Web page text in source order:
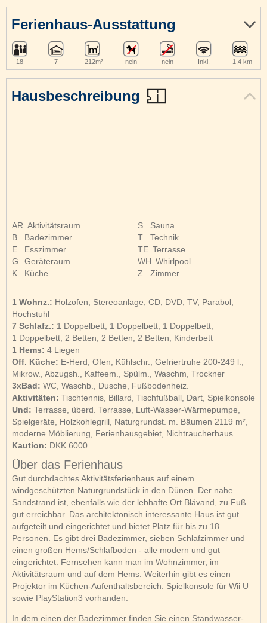
Hausbeschreibung
AR Aktivitätsraum
B
Badezimmer
E
Esszimmer
G
Geräteraum
K
Küche
S
Sauna
T
Technik
TE Terrasse
WH Whirlpool
Z
Zimmer
1 Wohnz.: Holzofen, Stereoanlage, CD, DVD, TV, Parabol,
Hochstuhl
7 Schlafz.: 1 Doppelbett, 1 Doppelbett, 1 Doppelbett,
1 Doppelbett, 2 Betten, 2 Betten, 2 Betten, Kinderbett
1 Hems: 4 Liegen
Off. Küche: E-Herd, Ofen, Kühlschr., Gefriertruhe 200-249 l.,
Mikrow., Abzugsh., Kaffeem., Spülm., Waschm, Trockner
3xBad: WC, Waschb., Dusche, Fußbodenheiz.
Aktivitäten: Tischtennis, Billard, Tischfußball, Dart, Spielkonsole
Und: Terrasse, überd. Terrasse, Luft-Wasser-Wärmepumpe,
Spielgeräte, Holzkohlegrill, Naturgrundst. m. Bäumen 2119 m²,
moderne Möblierung, Ferienhausgebiet, Nichtraucherhaus
Kaution: DKK 6000
Über das Ferienhaus
Gut durchdachtes Aktivitätsferienhaus auf einem
windgeschützten Naturgrundstück in den Dünen. Der nahe
Sandstrand ist, ebenfalls wie der lebhafte Ort Blåvand, zu Fuß
gut erreichbar. Das architektonisch interessante Haus ist gut
aufgeteilt und eingerichtet und bietet Platz für bis zu 18
Personen. Es gibt drei Badezimmer, sieben Schlafzimmer und
einen großen Hems/Schlafboden - alle modern und gut
eingerichtet. Fernsehen kann man im Wohnzimmer, im
Aktivitätsraum und auf dem Hems. Weiterhin gibt es einen
Projektor im Küchen-Aufenthaltsbereich. Spielkonsole für Wii U
sowie PlayStation3 vorhanden.
In dem einen der Badezimmer finden Sie einen Standwasser-
Ferienhaus-Ausstattung
18 7 212m² nein nein Inkl. 1,4 km